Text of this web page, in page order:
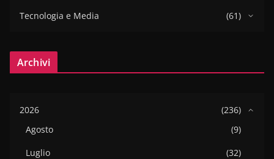
Tecnologia e Media
(61)
Archivi
2026
(236)
Agosto
(9)
Luglio
(32)